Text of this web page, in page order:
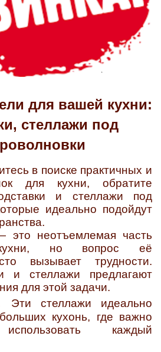
для вашей кухни:
стеллажи под
в поиске практичных и
для кухни, обратите
и стеллажи под
идеально подойдут
это неотъемлемая часть
кухни, но вопрос её
вызывает трудности.
и стеллажи предлагают
для этой задачи.
Эти стеллажи идеально
кухонь, где важно
каждый